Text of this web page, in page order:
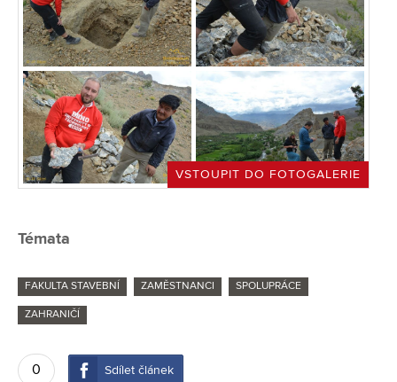
VSTOUPIT DO FOTOGALERIE
Témata
FAKULTA STAVEBNÍ ZAMĚSTNANCI SPOLUPRÁCE
ZAHRANIČÍ
0 Sdílet článek